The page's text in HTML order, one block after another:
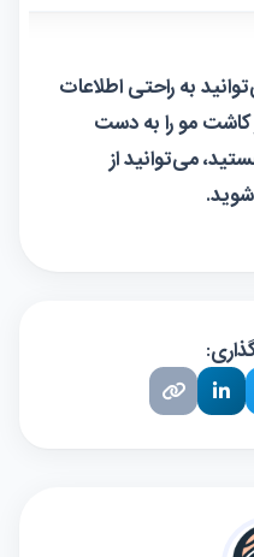
به راحتی اطلاعات
کاشت مو را به دست
می‌توانید از